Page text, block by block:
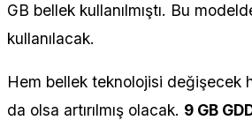
GB bellek kullanılmıştı. Bu
kullanılacak.
Hem bellek teknolojisi değişecek
da olsa artırılmış olacak. 9 GB